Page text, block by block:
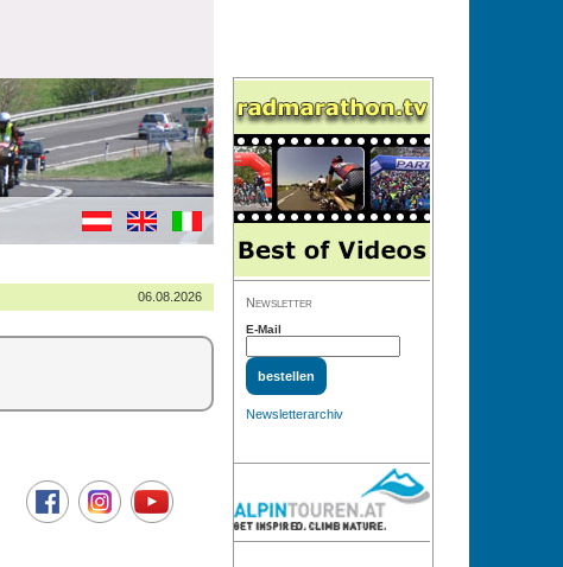
06.08.2026 Newsletter
E-Mail
Newsletterarchiv